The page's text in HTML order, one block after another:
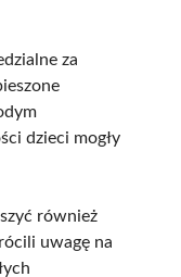
za
dzieci mogły
również
uwagę na